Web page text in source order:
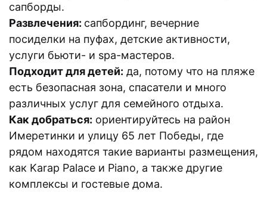
сапборды.
Развлечения: сапбординг, вечерние
посиделки на пуфах, детские активности,
услуги бьюти- и spa-мастеров.
Подходит для детей: да, потому что на пляже
есть безопасная зона, спасатели и много
различных услуг для семейного отдыха.
Как добраться: ориентируйтесь на район
Имеретинки и улицу 65 лет Победы, где
рядом находятся такие варианты размещения,
как Karap Palace и Piano, а также другие
комплексы и гостевые дома.